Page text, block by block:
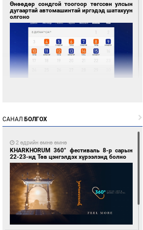
Өнөөдөр сондгой тоогоор төгссөн улсын
дугаартай автомашинтай иргэдэд шатахуун
олгоно
тэнгэрийг тахих тахилгад оролцлоо
1 цагийн өмнө өмнө
Зургаан цагаан мэнгэтэй харагчин үхэр
өдөр
САНАЛ БОЛГОХ
2 өдрийн өмнө өмнө
KHARKHORUM 360° фестиваль 8-р сарын
22-23-нд Төв цэнгэлдэх хүрээлэнд болно